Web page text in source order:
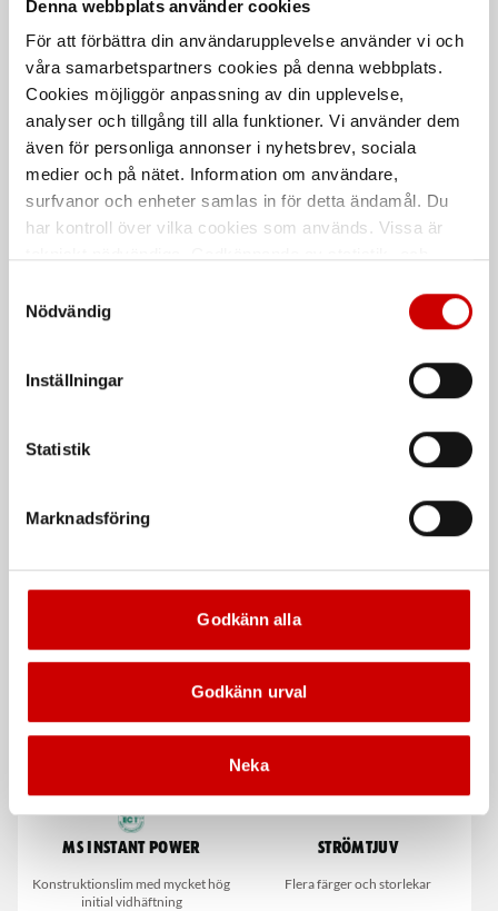
Denna webbplats använder cookies
För att förbättra din användarupplevelse använder vi och
våra samarbetspartners cookies på denna webbplats.
Cookies möjliggör anpassning av din upplevelse,
analyser och tillgång till alla funktioner. Vi använder dem
även för personliga annonser i nyhetsbrev, sociala
medier och på nätet. Information om användare,
surfvanor och enheter samlas in för detta ändamål. Du
har kontroll över vilka cookies som används. Vissa är
länder utanför EU med olika dataskyddsnormer. Genom
att godkänna samtycker du till sådana överföringar. Läs
Nödvändig
Inställningar
Statistik
Marknadsföring
Godkänn alla
Godkänn urval
Neka
Fordonskabel
Enkelledare RKUB
Anslutningskabel för
fordonsapplikationer som uppfyller
ISO 6722, class A.
ISO 6722
Fordonskabel FLY
PVC Ytterhölje
Väder- och oljebeständig
Krympgrad 3:1. Med lim. 7 delar
De som köpte, köpte även
MS Instant Power
Konstruktionslim med mycket hög
initial vidhäftning
Strömtjuv
Flera färger och storlekar